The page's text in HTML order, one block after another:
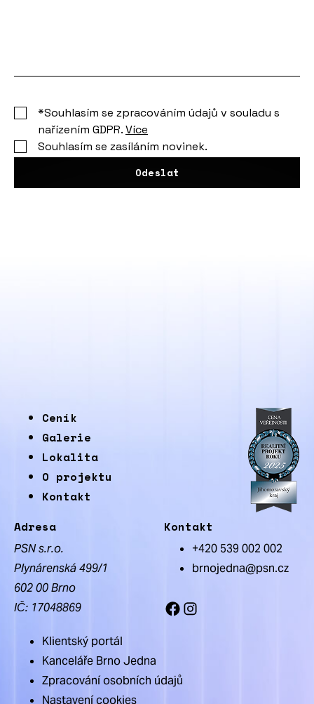
*Souhlasím se zpracováním údajů v souladu s
nařízením GDPR.Více
Souhlasím se zasíláním novinek.
Odeslat
Ceník
Galerie
Lokalita
O projektu
Kontakt
Adresa
PSN s.r.o.
Plynárenská 499/1
602 00 Brno
IČ: 17048869
Kontakt
+420 539 002 002
brnojedna@psn.cz
Facebook
Instagram
Klientský portál
Kanceláře Brno Jedna
Zpracování osobních údajů
Nastavení cookies